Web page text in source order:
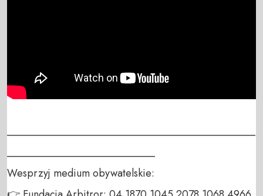
_______________________________________________
____________________________
Wesprzyj medium obywatelskie: